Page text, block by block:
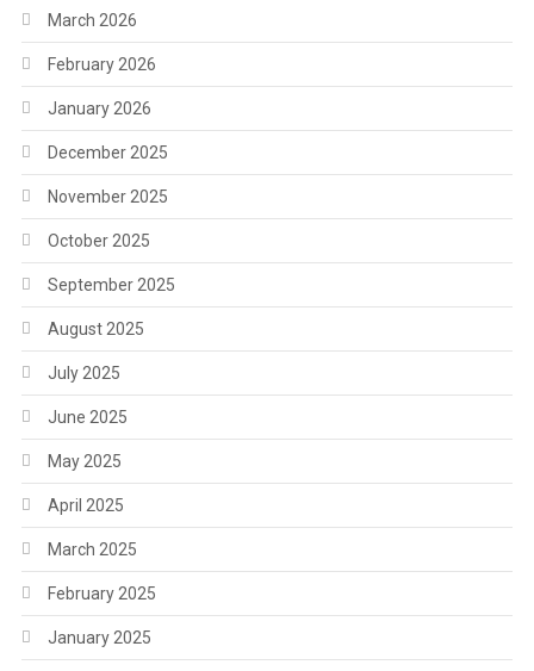
March 2026
February 2026
January 2026
December 2025
November 2025
October 2025
September 2025
August 2025
July 2025
June 2025
May 2025
April 2025
March 2025
February 2025
January 2025